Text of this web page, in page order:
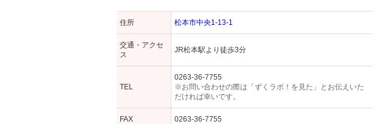
住所 松本市中央1-13-1
交通・アクセ
ス
JR松本駅より徒歩3分
TEL
0263-36-7755
※お問い合わせの際は「ずくラボ！を見た」とお伝えいた
だければ幸いです。
FAX 0263-36-7755